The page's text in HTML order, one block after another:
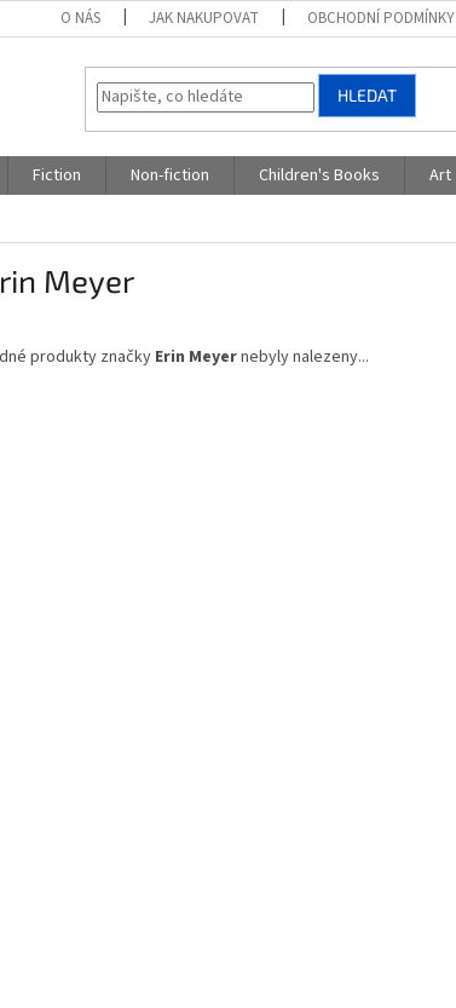
O NÁS JAK NAKUPOVAT OBCHODNÍ PODMÍNKY
HLEDAT
Fiction Non-fiction Children's Books Art
Meyer
produkty značky Erin Meyernebyly nalezeny...